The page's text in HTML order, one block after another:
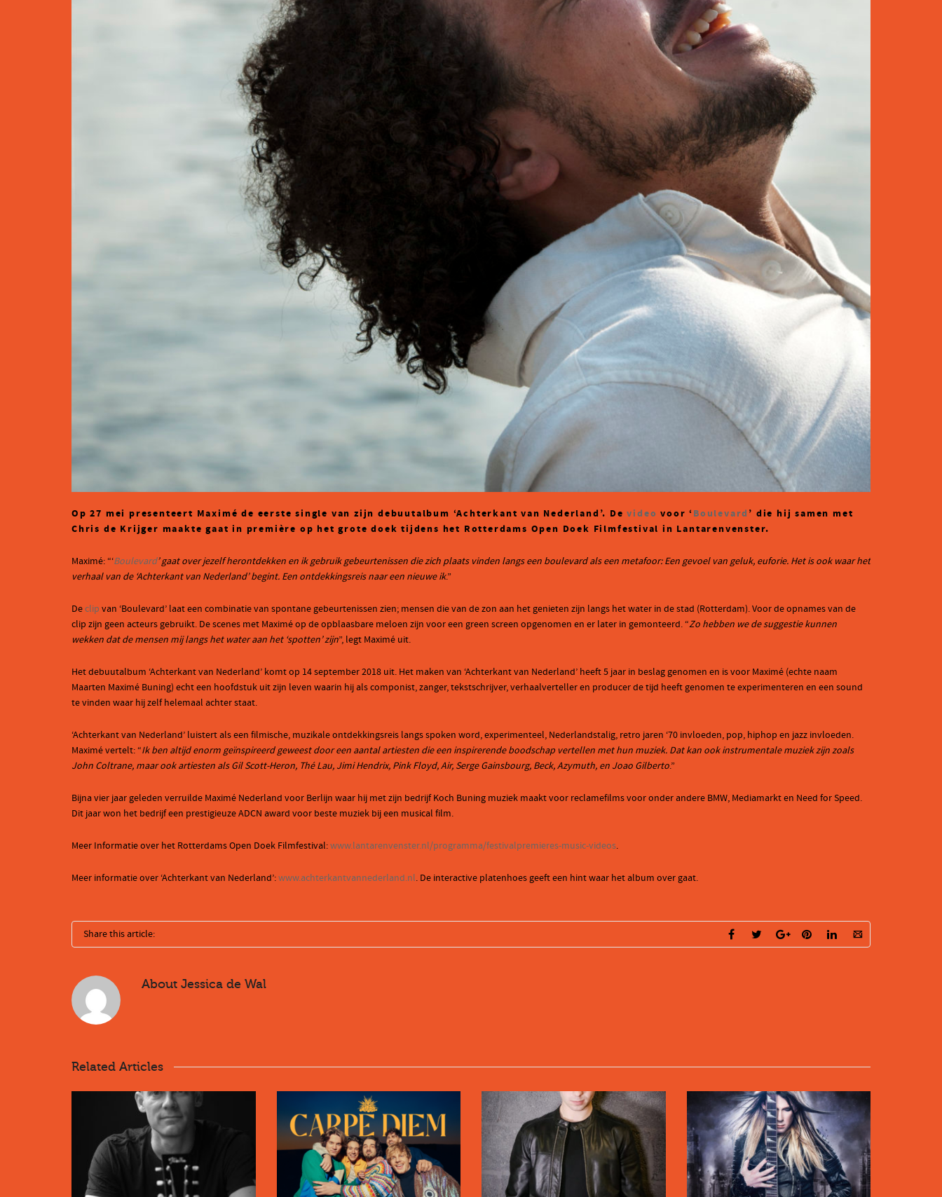
Op 27 mei presenteert Maximé de eerste single van zijn debuutalbum ‘Achterkant van Nederland’. Devideo voor ‘ Boulevard ’ die hij samen met
Chris de Krijger maakte gaat in première op het grote doek tijdens het Rotterdams Open Doek Filmfestival in Lantarenvenster.
Maximé: “‘Boulevard’ gaat over jezelf herontdekken en ik gebruik gebeurtenissen die zich plaats vinden langs een boulevard als een metafoor: Een gevoel van geluk, euforie. Het is ook waar het
verhaal van de ‘Achterkant van Nederland’ begint. Een ontdekkingsreis naar een nieuwe ik.”
Declip van ‘Boulevard’ laat een combinatie van spontane gebeurtenissen zien; mensen die van de zon aan het genieten zijn langs het water in de stad (Rotterdam). Voor de opnames van de
clip zijn geen acteurs gebruikt. De scenes met Maximé op de opblaasbare meloen zijn voor een green screen opgenomen en er later in gemonteerd. “Zo hebben we de suggestie kunnen
wekken dat de mensen mij langs het water aan het ‘spotten’ zijn”, legt Maximé uit.
Het debuutalbum ‘Achterkant van Nederland’ komt op 14 september 2018 uit. Het maken van ‘Achterkant van Nederland’ heeft 5 jaar in beslag genomen en is voor Maximé (echte naam
Maarten Maximé Buning) echt een hoofdstuk uit zijn leven waarin hij als componist, zanger, tekstschrijver, verhaalverteller en producer de tijd heeft genomen te experimenteren en een sound
te vinden waar hij zelf helemaal achter staat.
‘Achterkant van Nederland’ luistert als een filmische, muzikale ontdekkingsreis langs spoken word, experimenteel, Nederlandstalig, retro jaren ‘70 invloeden, pop, hiphop en jazz invloeden.
Maximé vertelt: “Ik ben altijd enorm geïnspireerd geweest door een aantal artiesten die een inspirerende boodschap vertellen met hun muziek. Dat kan ook instrumentale muziek zijn zoals
John Coltrane, maar ook artiesten als Gil Scott-Heron, Thé Lau, Jimi Hendrix, Pink Floyd, Air, Serge Gainsbourg, Beck, Azymuth, en Joao Gilberto.”
Bijna vier jaar geleden verruilde Maximé Nederland voor Berlijn waar hij met zijn bedrijf Koch Buning muziek maakt voor reclamefilms voor onder andere BMW, Mediamarkt en Need for Speed.
Dit jaar won het bedrijf een prestigieuze ADCN award voor beste muziek bij een musical film.
Meer Informatie over het Rotterdams Open Doek Filmfestival:www.lantarenvenster.nl/programma/festivalpremieres-music-videos.
Meer informatie over ‘Achterkant van Nederland’:www.achterkantvannederland.nl. De interactive platenhoes geeft een hint waar het album over gaat.
Share this article:
About Jessica de Wal
Related Articles